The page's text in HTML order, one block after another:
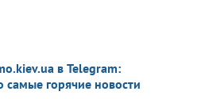
в Telegram:
самые горячие новости